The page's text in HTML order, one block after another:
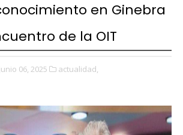
en Ginebra
de la OIT
junio 06, 2025 actualidad,